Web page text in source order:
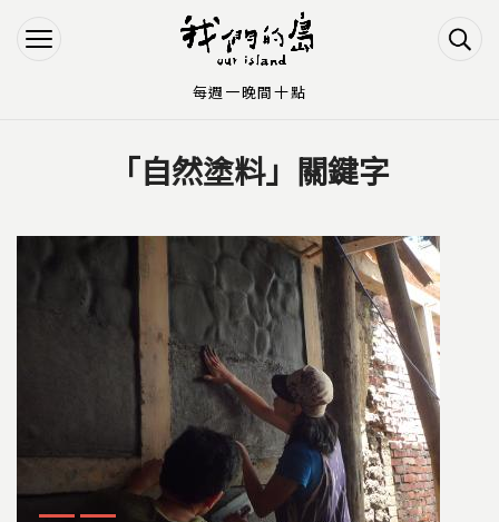
Jump to Navigation
Jump to Main content
「自然塗料」關鍵字
每週一晚間十點